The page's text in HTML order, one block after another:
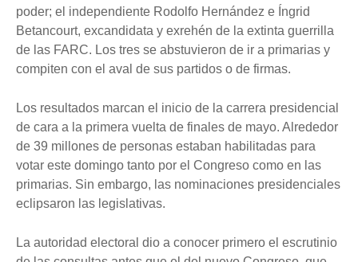
poder; el independiente Rodolfo Hernández e Íngrid
Betancourt, excandidata y exrehén de la extinta guerrilla
de las FARC. Los tres se abstuvieron de ir a primarias y
compiten con el aval de sus partidos o de firmas.
Los resultados marcan el inicio de la carrera presidencial
de cara a la primera vuelta de finales de mayo. Alrededor
de 39 millones de personas estaban habilitadas para
votar este domingo tanto por el Congreso como en las
primarias. Sin embargo, las nominaciones presidenciales
eclipsaron las legislativas.
La autoridad electoral dio a conocer primero el escrutinio